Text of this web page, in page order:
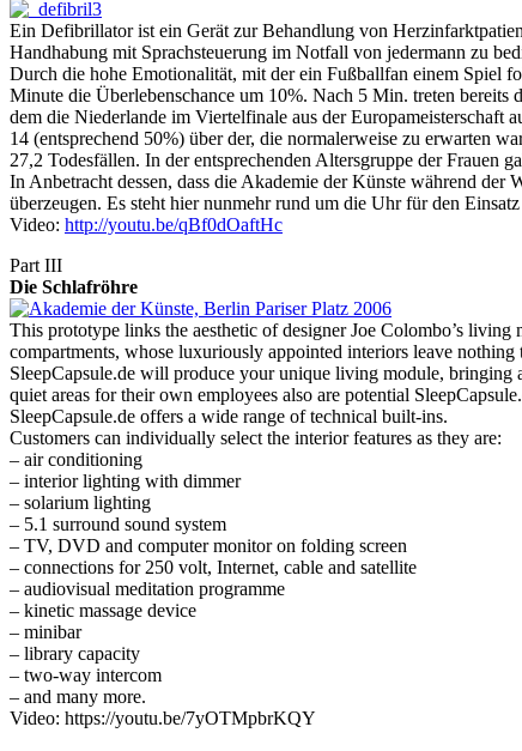
Ein Defibrillator ist ein Gerät zur Behandlung von
Handhabung mit Sprachsteuerung im Notfall von jedermann zu
Durch die hohe Emotionalität, mit der ein Fußballfan einem Spiel
Minute die Überlebenschance um 10%. Nach 5 Min. treten
dem die Niederlande im Viertelfinale aus der Europameisterschaft
14 (entsprechend 50%) über der, die normalerweise zu erwarten
27,2 Todesfällen. In der entsprechenden Altersgruppe der Frauen
In Anbetracht dessen, dass die Akademie der Künste während
überzeugen. Es steht hier nunmehr rund um die Uhr für den
Video: http://youtu.be/qBf0dOaftHc
Part III
Die Schlafröhre
This prototype links the aesthetic of designer Joe Colombo’s living
compartments, whose luxuriously appointed interiors leave
SleepCapsule.de will produce your unique living module, bringing
quiet areas for their own employees also are potential
SleepCapsule.de offers a wide range of technical built-ins.
Customers can individually select the interior features as they are:
– air conditioning
– interior lighting with dimmer
– solarium lighting
– 5.1 surround sound system
– TV, DVD and computer monitor on folding screen
– connections for 250 volt, Internet, cable and satellite
– audiovisual meditation programme
– kinetic massage device
– minibar
– library capacity
– two-way intercom
– and many more.
Video: https://youtu.be/7yOTMpbrKQY